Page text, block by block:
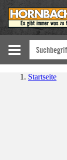
Startseite